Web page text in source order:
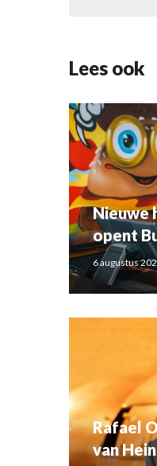
Lees ook
Nieuwe
opent
6 augustus
Rafael
van